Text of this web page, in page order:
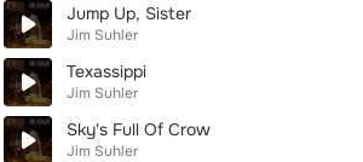
Jump Up, Sister
Jim Suhler
Texassippi
Jim Suhler
Sky's Full Of Crow
Jim Suhler